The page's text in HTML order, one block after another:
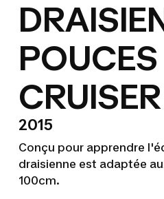
2015
Conçu pour apprendre
draisienne est adaptée
100cm.